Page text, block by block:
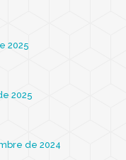
2025
2025
de 2024